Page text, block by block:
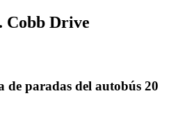
Cobb Drive
de paradas del autobús 20